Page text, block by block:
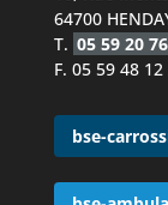
64700
T. 05 59 20
F. 05 59 48 12
bse-